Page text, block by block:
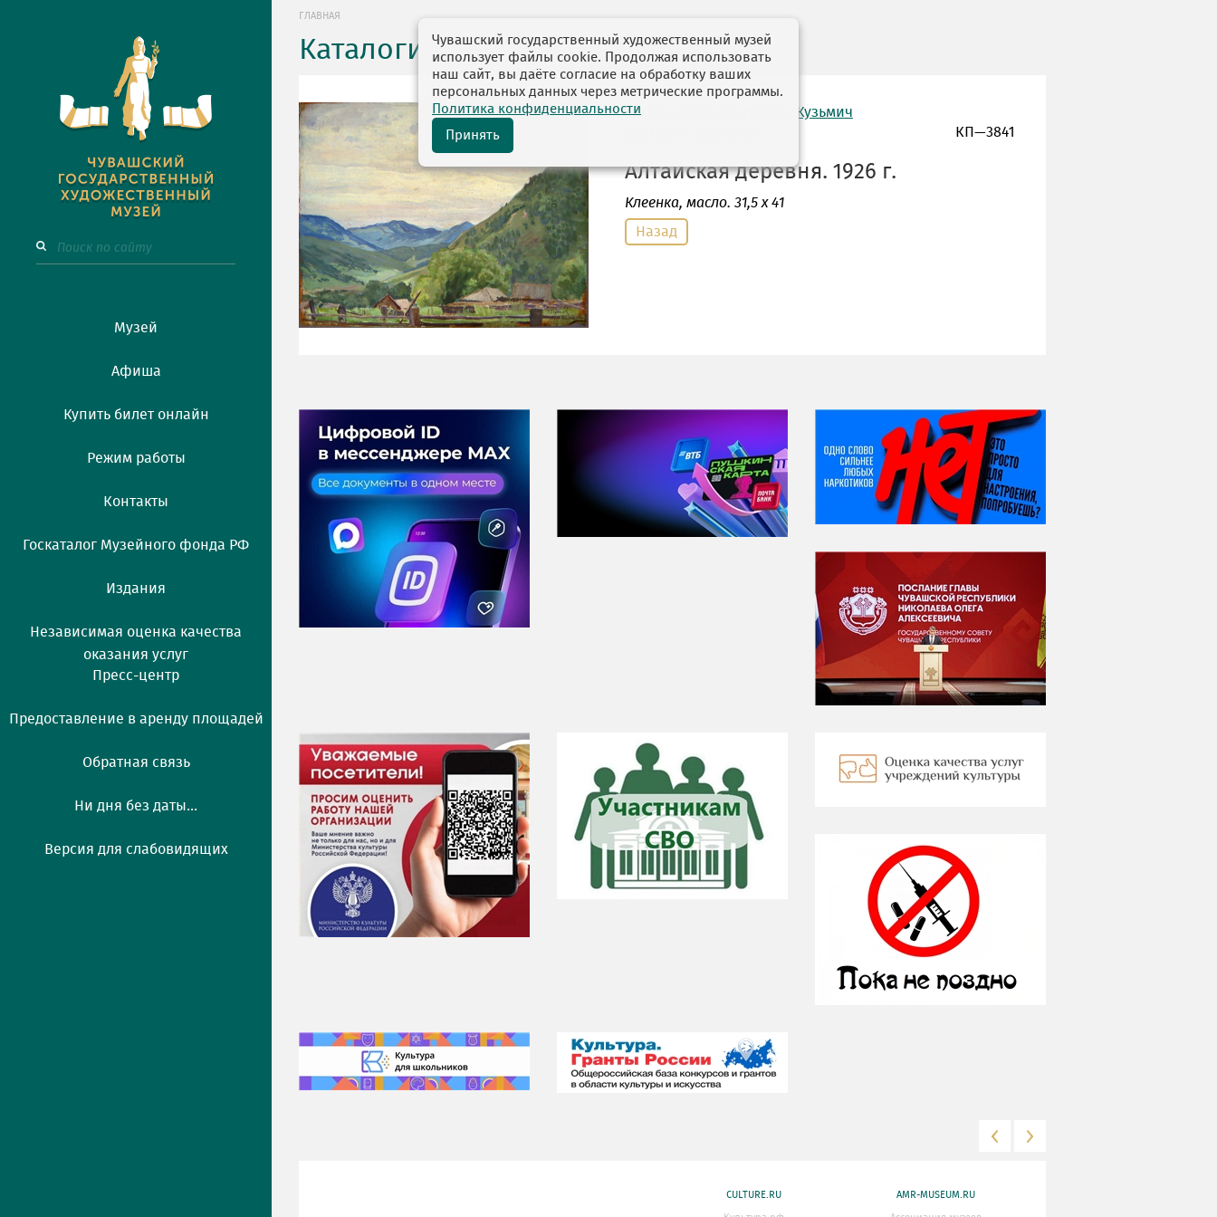
Музей
Афиша
Купить билет онлайн
Режим работы
Контакты
Госкаталог Музейного фонда РФ
Издания
Независимая оценка качества
оказания услуг
Пресс-центр
Предоставление в аренду площадей
Обратная связь
Ни дня без даты...
Версия для слабовидящих
ГЛАВНАЯ
Каталоги выставок
автор: Сверчков Никита Кузьмич
КП—3841
Алтайская деревня. 1926 г.
Клеенка, масло. 31,5 х 41
Назад
НИ ДНЯ БЕЗ ДАТЫ...
07 августа
Я встретил вас – и
всё былое...
CULTURE.RU AMR-MUSEUM.RU
Чувашский государственный художественный музей
использует файлы cookie. Продолжая использовать
наш сайт, вы даёте согласие на обработку ваших
персональных данных через метрические программы.
Политика конфиденциальности
Принять